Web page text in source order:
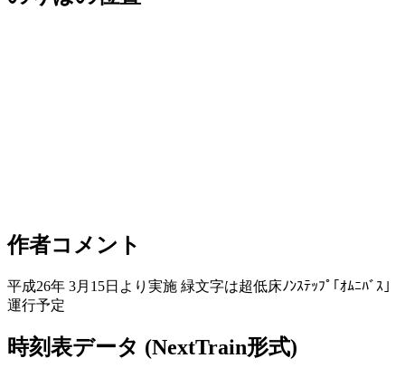
作者コメント
平成26年 3月15日より実施 緑文字は超低床ﾉﾝｽﾃｯﾌﾟ｢ｵﾑﾆﾊﾞｽ｣
運行予定
時刻表データ (NextTrain形式)